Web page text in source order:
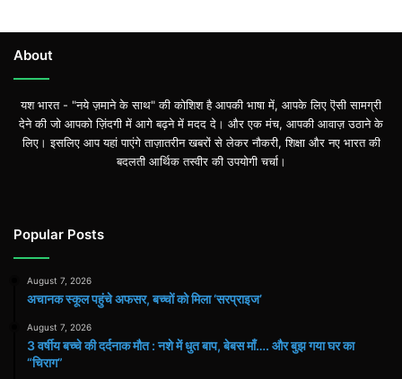
About
यश भारत - "नये ज़माने के साथ" की कोशिश है आपकी भाषा में, आपके लिए ऎसी सामग्री
देने की जो आपको ज़िंदगी में आगे बढ़ने में मदद दे। और एक मंच, आपकी आवाज़ उठाने के
लिए। इसलिए आप यहां पाएंगे ताज़ातरीन खबरों से लेकर नौकरी, शिक्षा और नए भारत की
बदलती आर्थिक तस्वीर की उपयोगी चर्चा।
Popular Posts
August 7, 2026
अचानक स्कूल पहुंचे अफसर, बच्चों को मिला ‘सरप्राइज’
August 7, 2026
3 वर्षीय बच्चे की दर्दनाक मौत : नशे में धुत बाप, बेबस माँ…. और बुझ गया घर का
“चिराग”